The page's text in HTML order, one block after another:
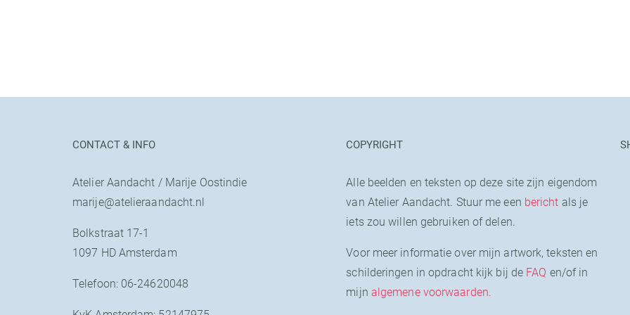
CONTACT & INFO
Atelier Aandacht / Marije Oostindie
marije@atelieraandacht.nl
Bolkstraat 17-1
1097 HD Amsterdam
Telefoon: 06-24620048
COPYRIGHT
Alle beelden en teksten op deze site zijn eigendom
van Atelier Aandacht. Stuur me een bericht als je
iets zou willen gebruiken of delen.
Voor meer informatie over mijn artwork, teksten en
schilderingen in opdracht kijk bij de FAQ en/of in
mijn algemene voorwaarden.